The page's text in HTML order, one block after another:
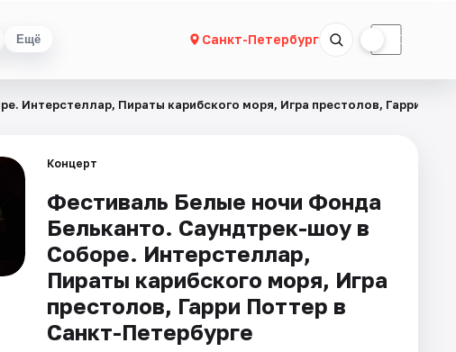
Ещё Санкт-Петербург ☾
Интерстеллар, Пираты карибского моря, Игра престолов, Гарри
Концерт
Фестиваль Белые ночи Фонда
Бельканто. Саундтрек-шоу в
Соборе. Интерстеллар,
Пираты карибского моря, Игра
престолов, Гарри Поттер в
Санкт-Петербурге